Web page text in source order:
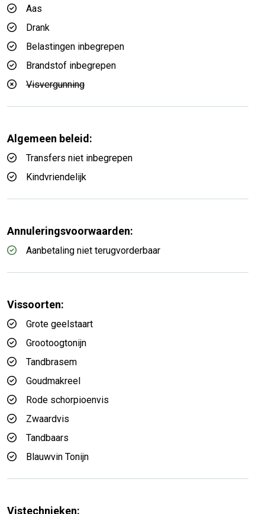
Aas
Drank
Belastingen inbegrepen
Brandstof inbegrepen
Visvergunning
Algemeen beleid:
Transfers niet inbegrepen
Kindvriendelijk
Annuleringsvoorwaarden:
Aanbetaling niet terugvorderbaar
Vissoorten:
Grote geelstaart
Grootoogtonijn
Tandbrasem
Goudmakreel
Rode schorpioenvis
Zwaardvis
Tandbaars
Blauwvin Tonijn
Vistechnieken: